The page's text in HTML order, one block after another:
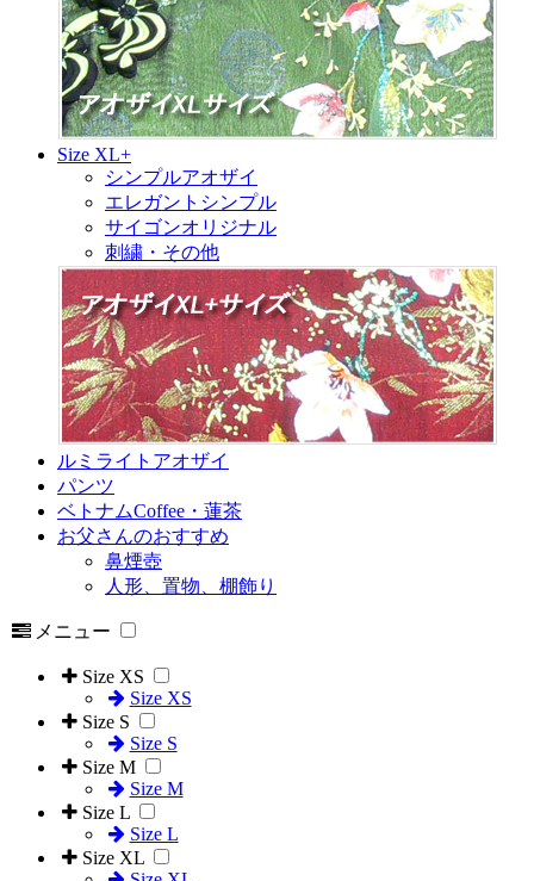
Size XL+
シンプルアオザイ
エレガントシンプル
サイゴンオリジナル
刺繍・その他
ルミライトアオザイ
パンツ
ベトナムCoffee・蓮茶
お父さんのおすすめ
鼻煙壺
人形、置物、棚飾り
メニュー
Size XS
Size XS
Size S
Size S
Size M
Size M
Size L
Size L
Size XL